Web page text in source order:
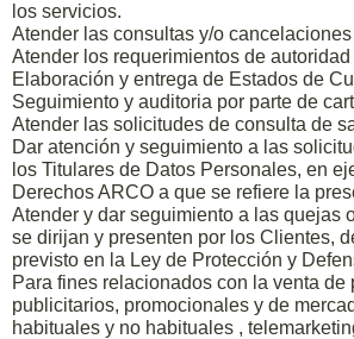
los servicios.
Atender las consultas y/o
Atender los requerimientos de
Elaboración y entrega de Estados de
Seguimiento y auditoria por parte de
Atender las solicitudes de consulta de
Dar atención y seguimiento a las
los Titulares de Datos Personales, en
Derechos ARCO a que se refiere la
Atender y dar seguimiento a las quejas
se dirijan y presenten por los Clientes,
previsto en la Ley de Protección y
Para fines relacionados con la venta de
publicitarios, promocionales y de
habituales y no habituales ,